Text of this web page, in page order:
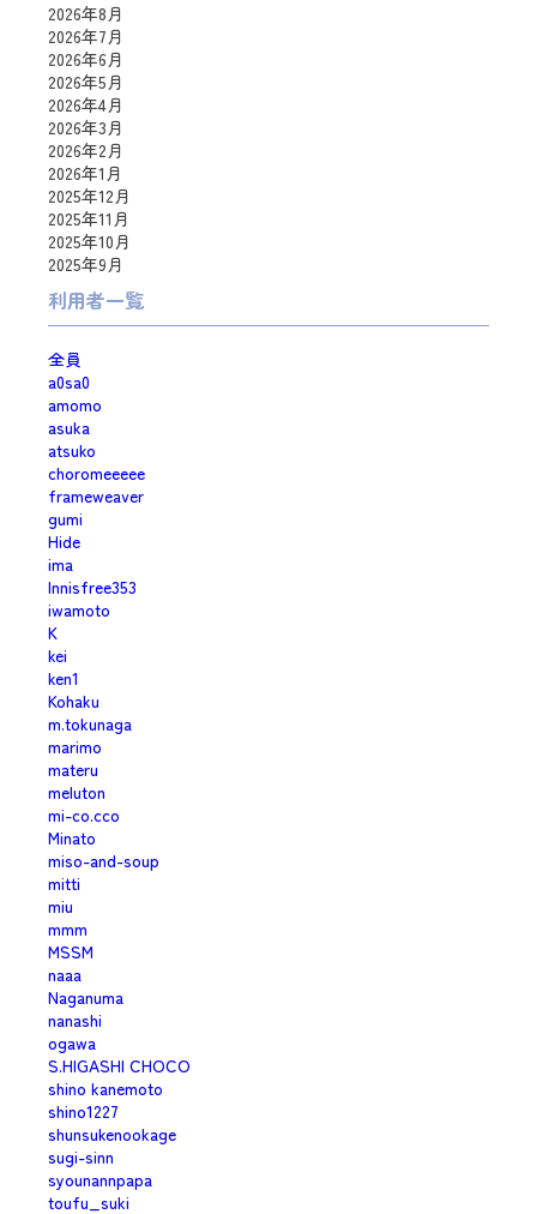
2026年8月
2026年7月
2026年6月
2026年5月
2026年4月
2026年3月
2026年2月
2026年1月
2025年12月
2025年11月
2025年10月
2025年9月
利用者一覧
全員
a0sa0
amomo
asuka
atsuko
choromeeeee
frameweaver
gumi
Hide
ima
Innisfree353
iwamoto
K
kei
ken1
Kohaku
m.tokunaga
marimo
materu
meluton
mi-co.cco
Minato
miso-and-soup
mitti
miu
mmm
MSSM
naaa
Naganuma
nanashi
ogawa
S.HIGASHI CHOCO
shino kanemoto
shino1227
shunsukenookage
sugi-sinn
syounannpapa
toufu_suki